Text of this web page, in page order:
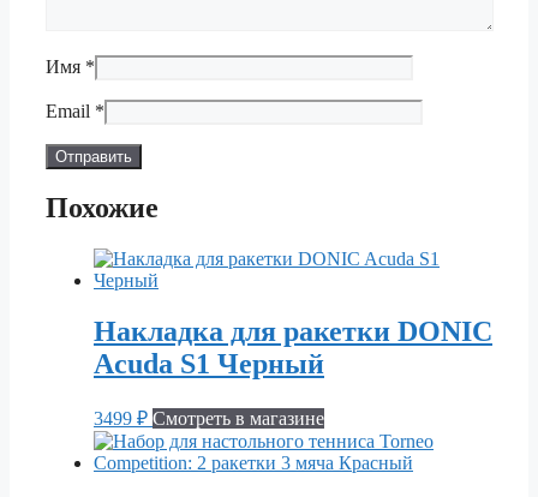
Имя *
Email *
Похожие
Накладка для ракетки DONIC
Acuda S1 Черный
3499 ₽ Смотреть в магазине